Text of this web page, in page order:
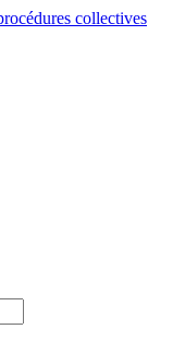
collectives